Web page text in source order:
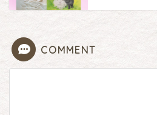
COMMENT